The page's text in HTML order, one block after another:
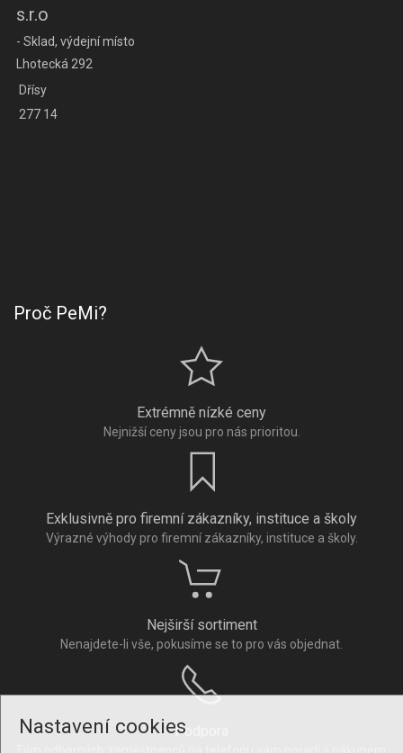
Nastavení cookies
s.r.o
- Sklad, výdejní místo
Lhotecká 292
Dřísy
277 14
Proč PeMi?
Extrémně nízké ceny
Nejnižší ceny jsou pro nás prioritou.
Exklusivně pro firemní zákazníky, instituce a školy
Výrazné výhody pro firemní zákazníky, instituce a školy.
Nejširší sortiment
Nenajdete-li vše, pokusíme se to pro vás objednat.
Podpora